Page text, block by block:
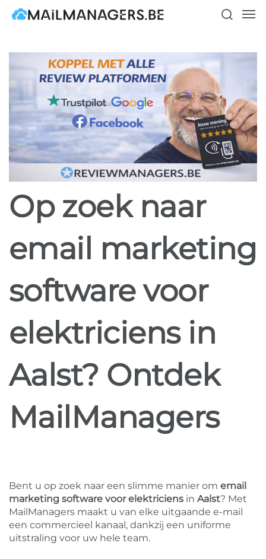
Skip
Op zoek naar
email marketing
software voor
elektriciens in
Aalst? Ontdek
MailManagers
Bent u op zoek naar een slimme manier om email
marketing software voor elektriciens in Aalst? Met
MailManagers maakt u van elke uitgaande e-mail
een commercieel kanaal, dankzij een uniforme
uitstraling voor uw hele team.